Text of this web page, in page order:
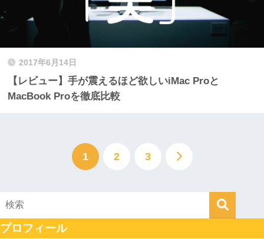
2017年6月14日
【レビュー】手が震えるほど欲しいiMac Proと
MacBook Proを徹底比較
1 2 3
プロフィール